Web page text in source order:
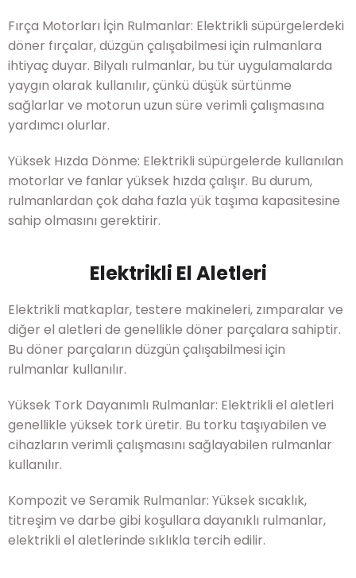
Fırça Motorları İçin Rulmanlar: Elektrikli süpürgelerdeki
döner fırçalar, düzgün çalışabilmesi için rulmanlara
ihtiyaç duyar. Bilyalı rulmanlar, bu tür uygulamalarda
yaygın olarak kullanılır, çünkü düşük sürtünme
sağlarlar ve motorun uzun süre verimli çalışmasına
yardımcı olurlar.
Yüksek Hızda Dönme: Elektrikli süpürgelerde kullanılan
motorlar ve fanlar yüksek hızda çalışır. Bu durum,
rulmanlardan çok daha fazla yük taşıma kapasitesine
sahip olmasını gerektirir.
Elektrikli El Aletleri
Elektrikli matkaplar, testere makineleri, zımparalar ve
diğer el aletleri de genellikle döner parçalara sahiptir.
Bu döner parçaların düzgün çalışabilmesi için
rulmanlar kullanılır.
Yüksek Tork Dayanımlı Rulmanlar: Elektrikli el aletleri
genellikle yüksek tork üretir. Bu torku taşıyabilen ve
cihazların verimli çalışmasını sağlayabilen rulmanlar
kullanılır.
Kompozit ve Seramik Rulmanlar: Yüksek sıcaklık,
titreşim ve darbe gibi koşullara dayanıklı rulmanlar,
elektrikli el aletlerinde sıklıkla tercih edilir.